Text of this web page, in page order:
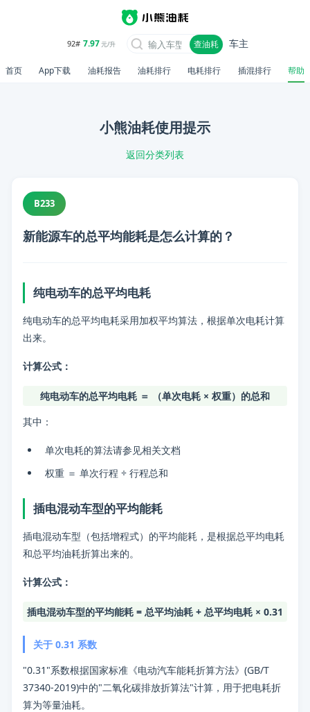
92# 7.97元/升 查油耗 车主
首页 App下载 油耗报告 油耗排行 电耗排行 插混排行 帮助
小熊油耗使用提示
返回分类列表
B233
新能源车的总平均能耗是怎么计算的？
问题：
分类：油耗
标签：小熊油耗使用提示, 常见问题解答
纯电动车的总平均电耗
纯电动车的总平均电耗采用加权平均算法，根据单次电耗计算
出来。
计算公式：
纯电动车的总平均电耗 ＝ （单次电耗 × 权重）的总和
其中：
单次电耗的算法请参见相关文档
权重 ＝ 单次行程 ÷ 行程总和
插电混动车型的平均能耗
插电混动车型（包括增程式）的平均能耗，是根据总平均电耗
和总平均油耗折算出来的。
计算公式：
插电混动车型的平均能耗 = 总平均油耗 + 总平均电耗 × 0.31
关于 0.31 系数
"0.31"系数根据国家标准《电动汽车能耗折算方法》(GB/T
37340-2019)中的"二氧化碳排放折算法"计算，用于把电耗折
算为等量油耗。